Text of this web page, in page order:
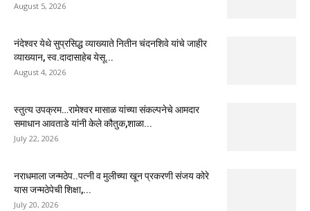
August 5, 2026
नंदेश्वर येथे सुप्रसिद्ध व्याख्याते नितीन चंदनशिवे यांचे जाहीर
व्याख्यान, स्व.दादासाहेब येसू...
August 4, 2026
स्तुत्य उपक्रम…रामेश्वर मासाळ यांच्या संकल्पनेचे आमदार
समाधान आवताडे यांनी केले कौतुक,शाळा...
July 22, 2026
नराधमाला जन्मठेप..पत्नी व मुलीच्या खून प्रकरणी संजय कोरे
यास जन्मठेपेची शिक्षा,...
July 20, 2026